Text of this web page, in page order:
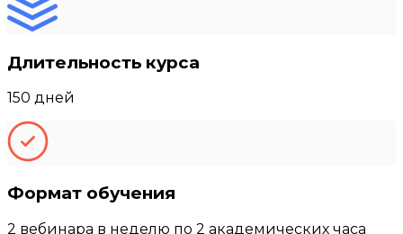
Длительность курса
150 дней
Формат обучения
2 вебинара в неделю по 2 академических часа